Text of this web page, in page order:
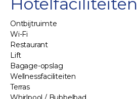
Ontbijtruimte
Wi-Fi
Restaurant
Lift
Bagage-opslag
Wellnessfaciliteiten
Terras